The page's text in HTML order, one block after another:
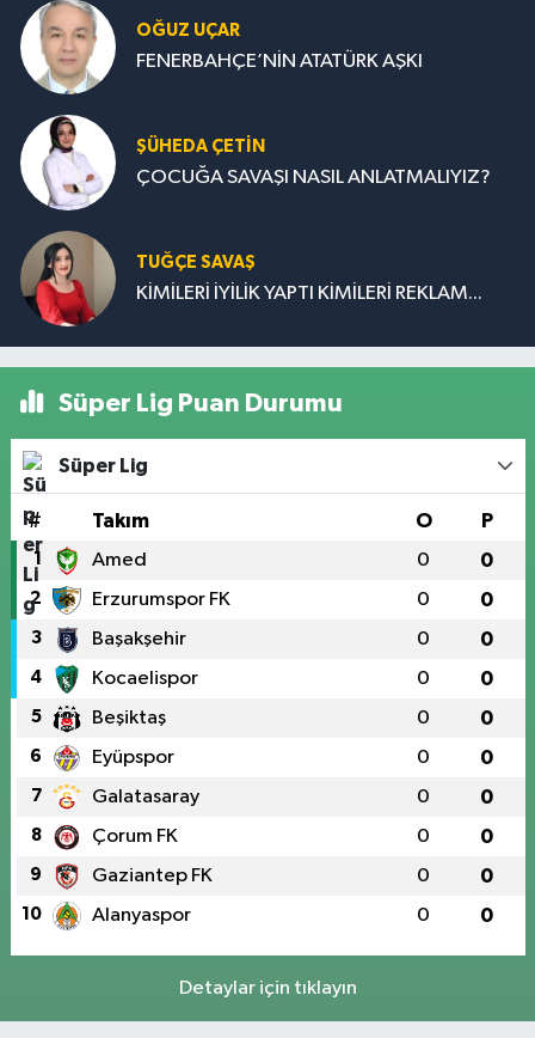
OĞUZ UÇAR
FENERBAHÇE’NİN ATATÜRK AŞKI
ŞÜHEDA ÇETİN
ÇOCUĞA SAVAŞI NASIL ANLATMALIYIZ?
TUĞÇE SAVAŞ
KİMİLERİ İYİLİK YAPTI KİMİLERİ REKLAM...
Süper Lig Puan Durumu
Süper Lig
# Takım O P
1 Amed 0 0
2 Erzurumspor FK 0 0
3 Başakşehir 0 0
4 Kocaelispor 0 0
5 Beşiktaş 0 0
6 Eyüpspor 0 0
7 Galatasaray 0 0
8 Çorum FK 0 0
9 Gaziantep FK 0 0
10 Alanyaspor 0 0
Detaylar için tıklayın